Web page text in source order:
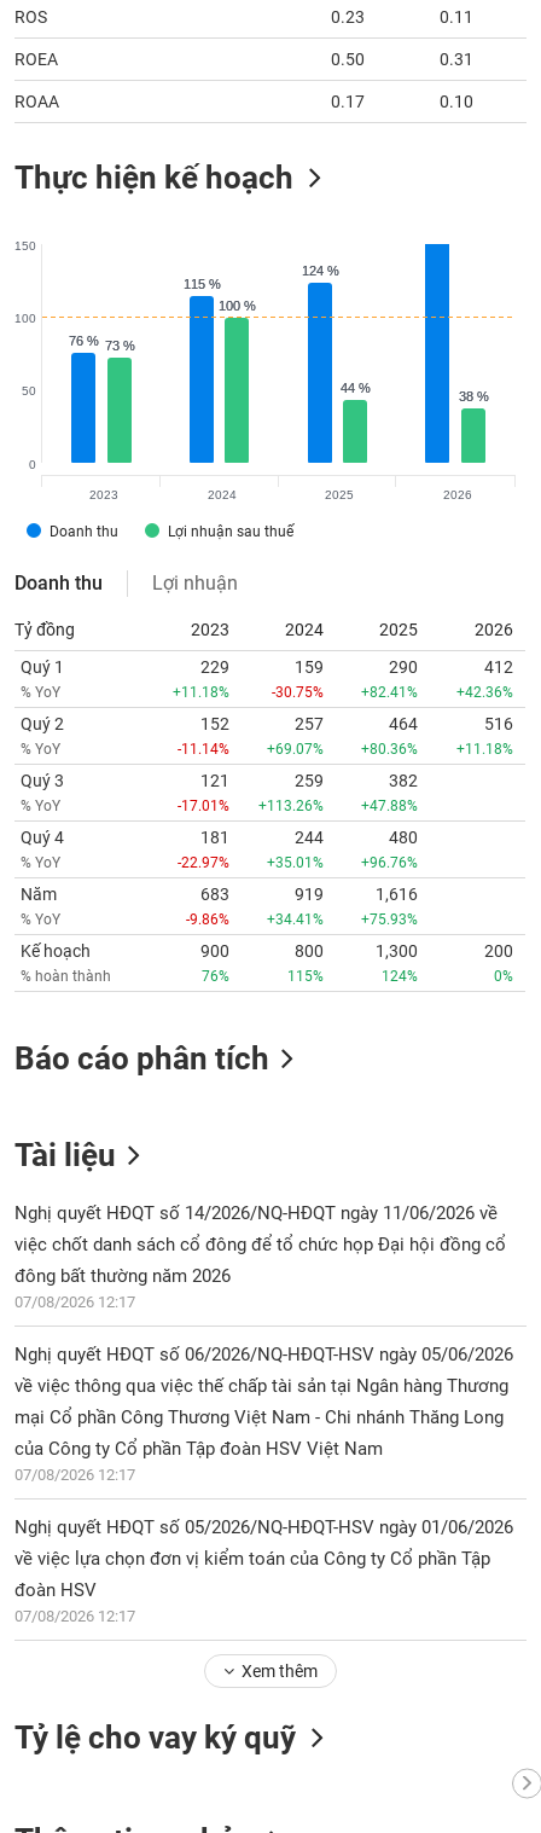
ROS 0.23 0.11
ROEA 0.50 0.31
ROAA 0.17 0.10
Thực hiện kế hoạch
76 %
76 %
115 %
115 %
124 %
124 %
73 %
73 %
100 %
100 %
44 %
44 %
38 %
38 %
Doanh thu Lợi nhuận sau thuế
0
50
100
150
2023 2024 2025 2026
Doanh thu Lợi nhuận
Tỷ đồng 2023 2024 2025
2026
Quý 1
% YoY
229
+11.18%
159
-30.75%
290
+82.41%
412
+42.36%
Quý 2
% YoY
152
-11.14%
257
+69.07%
464
+80.36%
516
+11.18%
Quý 3
% YoY
121
-17.01%
259
+113.26%
382
+47.88%
Quý 4
% YoY
181
-22.97%
244
+35.01%
480
+96.76%
Năm
% YoY
683
-9.86%
919
+34.41%
1,616
+75.93%
Kế hoạch
% hoàn thành
900
76%
800
115%
1,300
124%
200
0%
Báo cáo phân tích
Tài liệu
Nghị quyết HĐQT số 14/2026/NQ-HĐQT ngày 11/06/2026 về
việc chốt danh sách cổ đông để tổ chức họp Đại hội đồng cổ
đông bất thường năm 2026
07/08/2026 12:17
Nghị quyết HĐQT số 06/2026/NQ-HĐQT-HSV ngày 05/06/2026
về việc thông qua việc thế chấp tài sản tại Ngân hàng Thương
mại Cổ phần Công Thương Việt Nam - Chi nhánh Thăng Long
của Công ty Cổ phần Tập đoàn HSV Việt Nam
07/08/2026 12:17
Nghị quyết HĐQT số 05/2026/NQ-HĐQT-HSV ngày 01/06/2026
về việc lựa chọn đơn vị kiểm toán của Công ty Cổ phần Tập
đoàn HSV
07/08/2026 12:17
Xem thêm
Tỷ lệ cho vay ký quỹ